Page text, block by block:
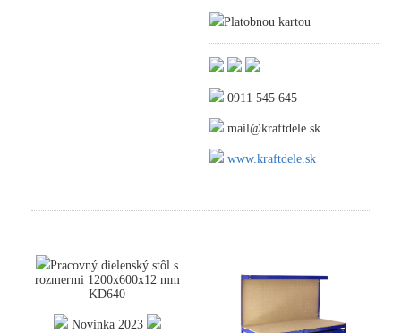
Platobnou kartou
0911 545 645
mail@kraftdele.sk
www.kraftdele.sk
Pracovný dielenský stôl s
rozmermi 1200x600x12 mm
KD640
Novinka 2023